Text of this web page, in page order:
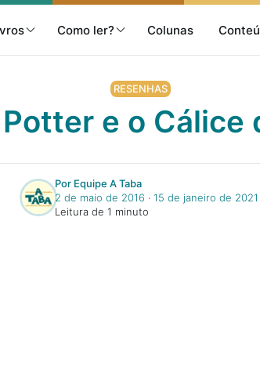
Como ler? Colunas
RESENHAS
e o Cálice
Por Equipe A Taba
2 de maio de 2016 ‧ 15 de janeiro de 2021
Leitura de 1 minuto